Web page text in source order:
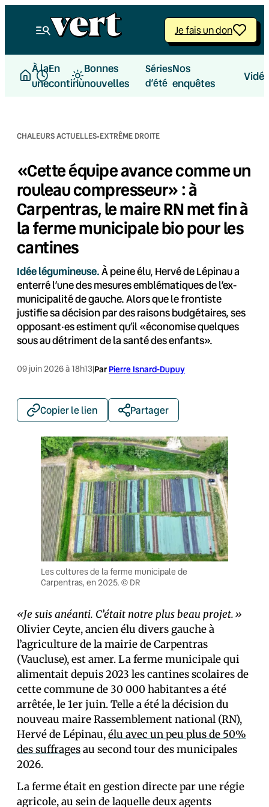
Je fais un don
À la
une
En
continu
Bonnes
nouvelles
Séries
d’été
Nos
enquêtes
CHALEURS ACTUELLES·EXTRÊME DROITE
«Cette équipe avance comme un
rouleau compresseur» : à
Carpentras, le maire RN met fin à
la ferme municipale bio pour les
cantines
Idée légumineuse.À peine élu, Hervé de Lépinau a
enterré l’une des mesures emblématiques de l’ex-
municipalité de gauche. Alors que le frontiste
justifie sa décision par des raisons budgétaires, ses
opposant·es estiment qu’il «économise quelques
sous au détriment de la santé des enfants».
09 juin 2026 à 18h13|Par Pierre Isnard-Dupuy
Copier le lien Partager
Les cultures de la ferme municipale de
Carpentras, en 2025. © DR
«Je suis anéanti. C’était notre plus beau projet.»
Olivier Ceyte, ancien élu divers gauche à
l’agriculture de la mairie de Carpentras
(Vaucluse), est amer. La ferme municipale qui
alimentait depuis 2023 les cantines scolaires de
cette commune de 30 000 habitant·es a été
arrêtée, le 1er juin. Telle a été la décision du
nouveau maire Rassemblement national (RN),
Hervé de Lépinau,élu avec un peu plus de 50%
des suffragesau second tour des municipales
2026.
La ferme était en gestion directe par une régie
agricole, au sein de laquelle deux agents